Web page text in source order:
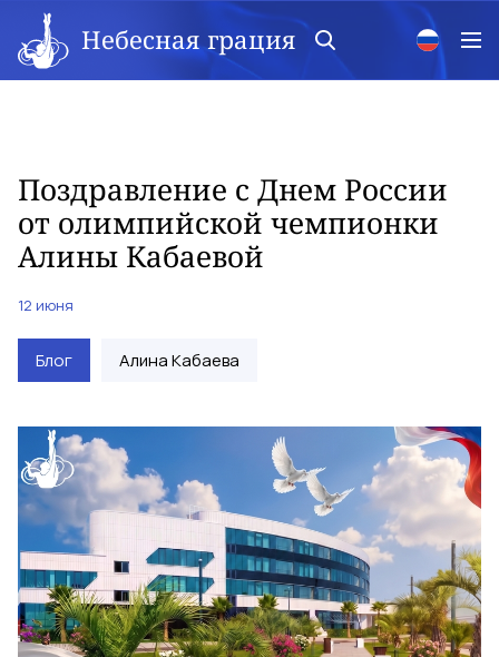
Небесная грация
Поздравление с Днем России
от олимпийской чемпионки
Алины Кабаевой
12 июня
Блог Алина Кабаева